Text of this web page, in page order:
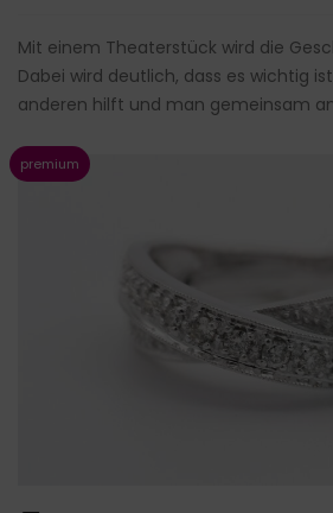
Mit einem Theaterstück wird die
Dabei wird deutlich, dass es wichtig
anderen hilft und man gemeinsam